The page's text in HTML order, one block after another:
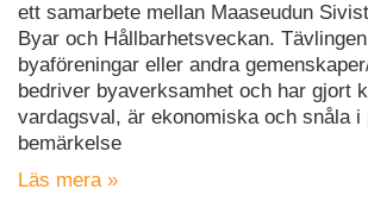
ett samarbete mellan Maaseudun
Byar och Hållbarhetsveckan.
byaföreningar eller andra
bedriver byaverksamhet och har gjort
vardagsval, är ekonomiska och snåla i
bemärkelse
Läs mera »